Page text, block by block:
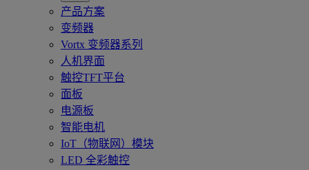
产品方案
变频器
Vortx 变频器系列
人机界面
触控TFT平台
面板
电源板
智能电机
IoT（物联网）模块
LED 全彩触控